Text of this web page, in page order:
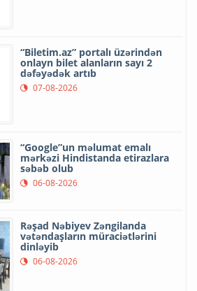
“Biletim.az” portalı üzərindən
onlayn bilet alanların sayı 2
dəfəyədək artıb
07-08-2026
“Google”un məlumat emalı
mərkəzi Hindistanda etirazlara
səbəb olub
06-08-2026
Rəşad Nəbiyev Zəngilanda
vətəndaşların müraciətlərini
dinləyib
06-08-2026